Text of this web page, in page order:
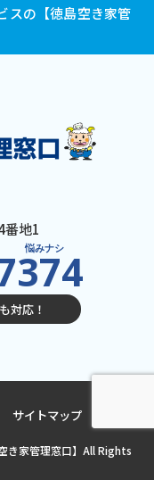
スの【徳島空き家管
番地1
悩みナシ
対応！
サイトマップ
き家管理窓口】All Rights